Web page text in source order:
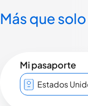
Más que
Mi pasaporte